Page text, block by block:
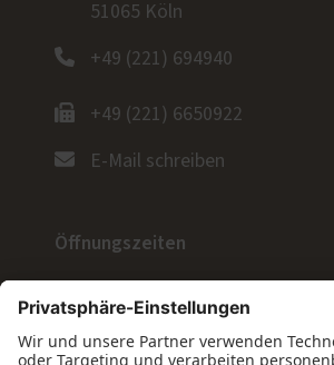
51065 Köln
+49 (221) 694940
+49 (221) 6650922
E-Mail schreiben
Öffnungszeiten
Dienstag: 07:30–17:00 Uhr
Mittwoch: 07:30–17:00 Uhr